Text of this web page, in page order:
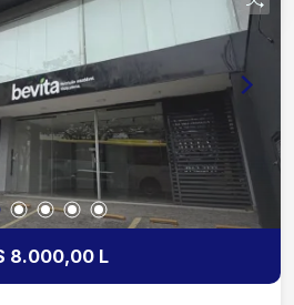
opção para
da área da saúde ou
próximo ao Campolim e
8.000,00 L